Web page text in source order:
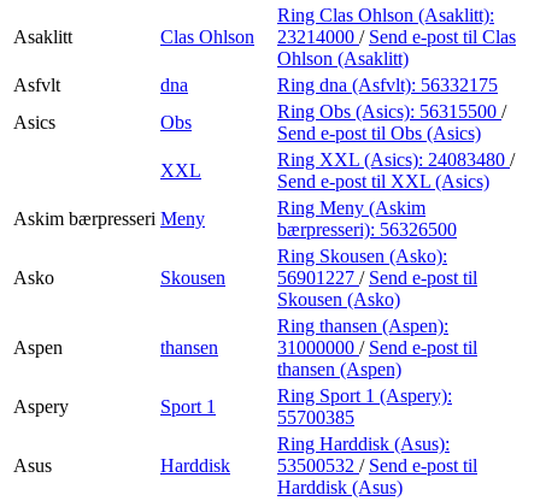
Asaklitt Clas Ohlson
Ring Clas Ohlson (Asaklitt):
23214000 / Send e-post til Clas
Ohlson (Asaklitt)
Asfvlt
dna Ring dna (Asfvlt): 56332175
Asics
Obs
Ring Obs (Asics): 56315500 /
Send e-post til Obs (Asics)
XXL
Ring XXL (Asics): 24083480 /
Send e-post til XXL (Asics)
Askim bærpresseri Meny
Ring Meny (Askim
bærpresseri): 56326500
Asko Skousen
Ring Skousen (Asko):
56901227 / Send e-post til
Skousen (Asko)
Aspen thansen
Ring thansen (Aspen):
31000000 / Send e-post til
thansen (Aspen)
Aspery
Sport 1
Ring Sport 1 (Aspery):
55700385
Asus Harddisk
Ring Harddisk (Asus):
53500532 / Send e-post til
Harddisk (Asus)